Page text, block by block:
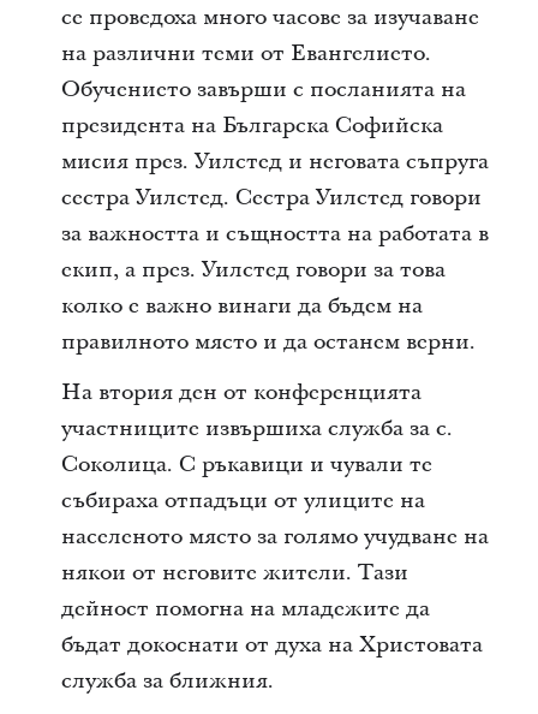
се проведоха много часове за изучаване
на различни теми от Евангелието.
Обучението завърши с посланията на
президента на Българска Софийска
мисия през. Уилстед и неговата съпруга
сестра Уилстед. Сестра Уилстед говори
за важността и същността на работата в
екип, а през. Уилстед говори за това
колко е важно винаги да бъдем на
правилното място и да останем верни.
На втория ден от конференцията
участниците извършиха служба за с.
Соколица. С ръкавици и чували те
събираха отпадъци от улиците на
населеното място за голямо учудване на
някои от неговите жители. Тази
дейност помогна на младежите да
бъдат докоснати от духа на Христовата
служба за ближния.